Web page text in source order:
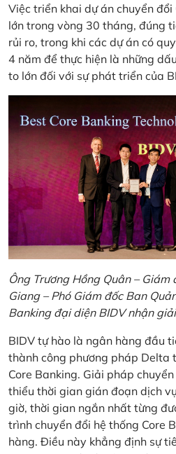
Việc triển khai dự án chuyển
lớn trong vòng 30 tháng, đúng
rủi ro, trong khi các dự án có
4 năm để thực hiện là những
to lớn đối với sự phát triển của
Ông Trương Hồng Quân –
Giang – Phó Giám đốc Ban
Banking đại diện BIDV nhận
BIDV tự hào là ngân hàng đầu
thành công phương pháp Delta
Core Banking. Giải pháp
thiểu thời gian gián đoạn dịch
giờ, thời gian ngắn nhất từng
trình chuyển đổi hệ thống Core
hàng. Điều này khẳng định sự